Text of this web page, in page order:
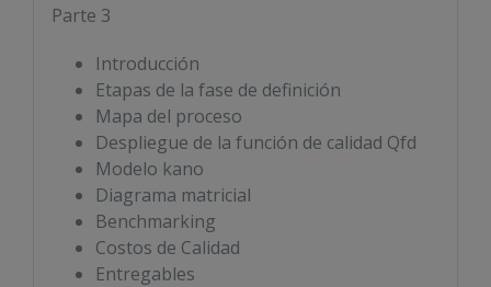
Parte 3
Introducción
Etapas de la fase de definición
Mapa del proceso
Despliegue de la función de calidad Qfd
Modelo kano
Diagrama matricial
Benchmarking
Costos de Calidad
Entregables